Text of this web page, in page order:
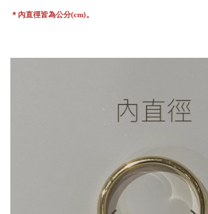
＊內直徑皆為公分(cm)。